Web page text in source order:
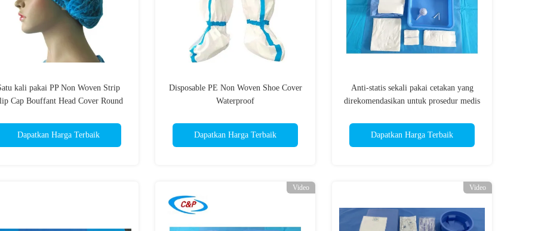
kali pakai PP Non Woven Strip
Cap Bouffant Head Cover Round
Dapatkan Harga Terbaik
Disposable PE Non Woven Shoe Cover
Waterproof
Dapatkan Harga Terbaik
Anti-statis sekali pakai cetakan yang
direkomendasikan untuk prosedur medis
Dapatkan Harga Terbaik
Video Video